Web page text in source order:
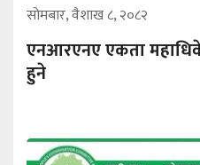
सोमबार, वैशाख ८, २०८२
एनआरएनए एकता
हुने